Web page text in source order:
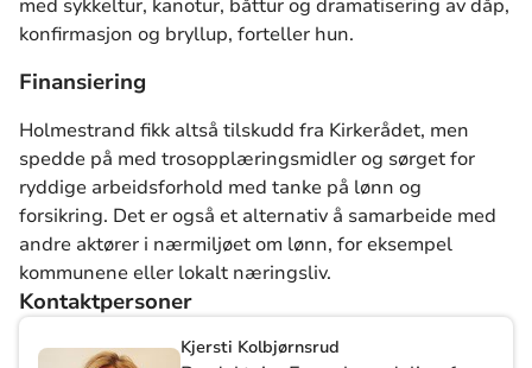
med sykkeltur, kanotur, båttur og dramatisering av dåp,
konfirmasjon og bryllup, forteller hun.
Finansiering
Holmestrand fikk altså tilskudd fra Kirkerådet, men
spedde på med trosopplæringsmidler og sørget for
ryddige arbeidsforhold med tanke på lønn og
forsikring. Det er også et alternativ å samarbeide med
andre aktører i nærmiljøet om lønn, for eksempel
kommunene eller lokalt næringsliv.
Kontaktpersoner
Kjersti Kolbjørnsrud